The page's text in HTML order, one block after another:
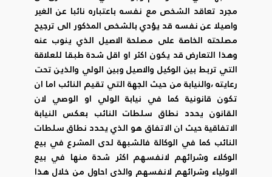
مجرد تعاقد الشخص مع نفسه باعتباره نائبا عن الغير
واصيلا عن نفسه قد يؤدي بالشخص المذكور الى ترجيح
مصلحته الخاصة على مصلحة الاصيل الذي ينوب عنه
وهذا التعارض قد يكون اكثر او اقل شدة طبقا للعلاقة
التي تربط بين الوكيل والاصيل وبين الولي والذين تحت
رعايته ،والنيابة من حيث الجهة التي تقيم النائب اما ان
تكون قانونية كما في نيابة الولي او الوصي لان
القانون يحدد نطاق سلطات النائب بعكس النيابة
الاتفاقية حيث ان الاتفاق هو الذي يحدد نطاق سلطات
النائب كما في الوكالة فالشبهة لدى المشرع في بيع
الوكلاء وشرائهم لانفسهم اكثر شدة منها في بيع
الاولياء وشرائهم لانفسهم والذي احاول من خلال هذا